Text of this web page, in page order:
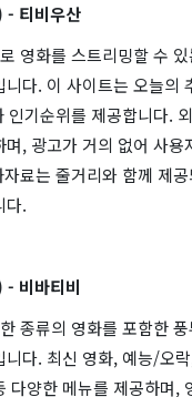
- 티비우산
영화를 스트리밍할 수
니다. 이 사이트는 오늘의
인기순위를 제공합니다.
며, 광고가 거의 없어 사용
료는 줄거리와 함께 제
다​.
- 비바티비
종류의 영화를 포함한
니다. 최신 영화, 예능/오
다양한 메뉴를 제공하며,